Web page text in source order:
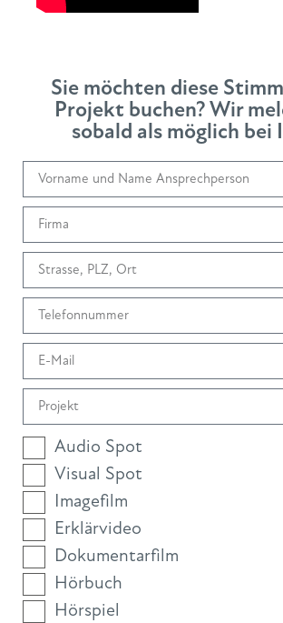
Sie möchten diese
Projekt buchen? Wir
sobald als möglich bei
Audio Spot
Visual Spot
Imagefilm
Erklärvideo
Dokumentarfilm
Hörbuch
Hörspiel